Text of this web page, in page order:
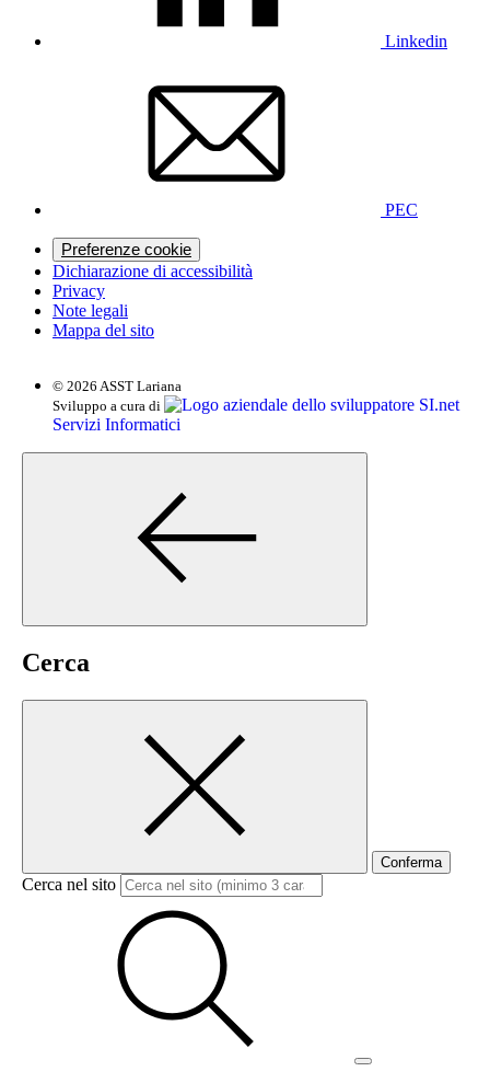
Linkedin
PEC
Preferenze cookie
Dichiarazione di accessibilità
Privacy
Note legali
Mappa del sito
© 2026 ASST Lariana
Sviluppo a cura di
SI.net
Servizi Informatici
Cerca
Conferma
Cerca nel sito